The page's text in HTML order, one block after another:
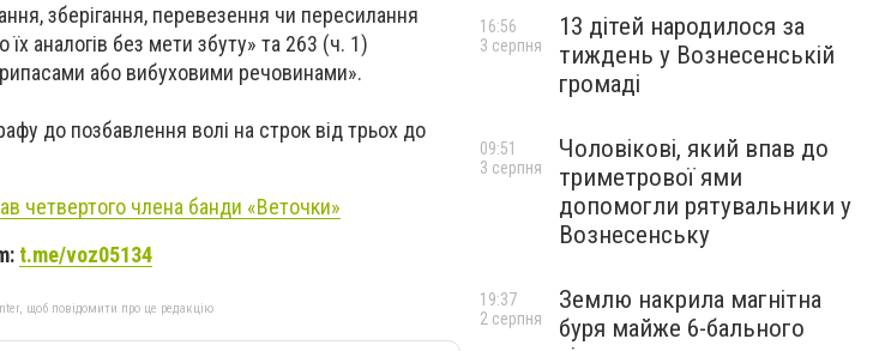
зберігання, перевезення чи пересилання
аналогів без мети збуту» та 263 (ч. 1)
або вибуховими речовинами».
до позбавлення волі на строк від трьох до
четвертого члена банди «Веточки»
t.me/voz05134
щоб повідомити про це редакцію
13 дітей народилося за
тиждень у Вознесенській
громаді
16:56
3 серпня
Чоловікові, який впав до
триметрової ями
допомогли рятувальники у
Вознесенську
09:51
3 серпня
Землю накрила магнітна
буря майже 6-бального
19:37
2 серпня